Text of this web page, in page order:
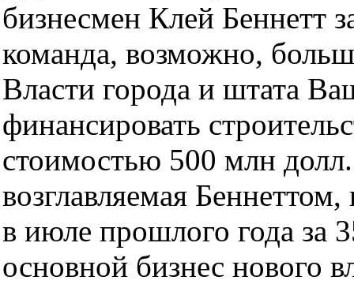
бизнесмен Клей Беннетт
команда, возможно,
Власти города и штата
финансировать
стоимостью 500 млн
возглавляемая
в июле прошлого года за
основной бизнес нового